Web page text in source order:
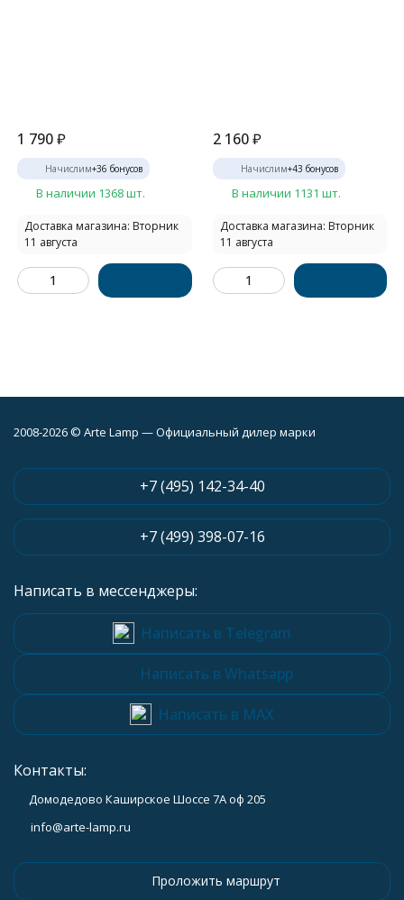
1 790₽
Начислим+36 бонусов
В наличии 1368 шт.
Доставка магазина: Вторник
11 августа
2 160 ₽
Начислим+43 бонусов
В наличии 1131 шт.
Доставка магазина: Вторник
11 августа
2008-2026 © Arte Lamp — Официальный дилер марки
+7 (495) 142-34-40
+7 (499) 398-07-16
Написать в мессенджеры:
Написать в Telegram
Написать в Whatsapp
Написать в MAX
Контакты:
Домодедово Каширское Шоссе 7А оф 205
info@arte-lamp.ru
Проложить маршрут